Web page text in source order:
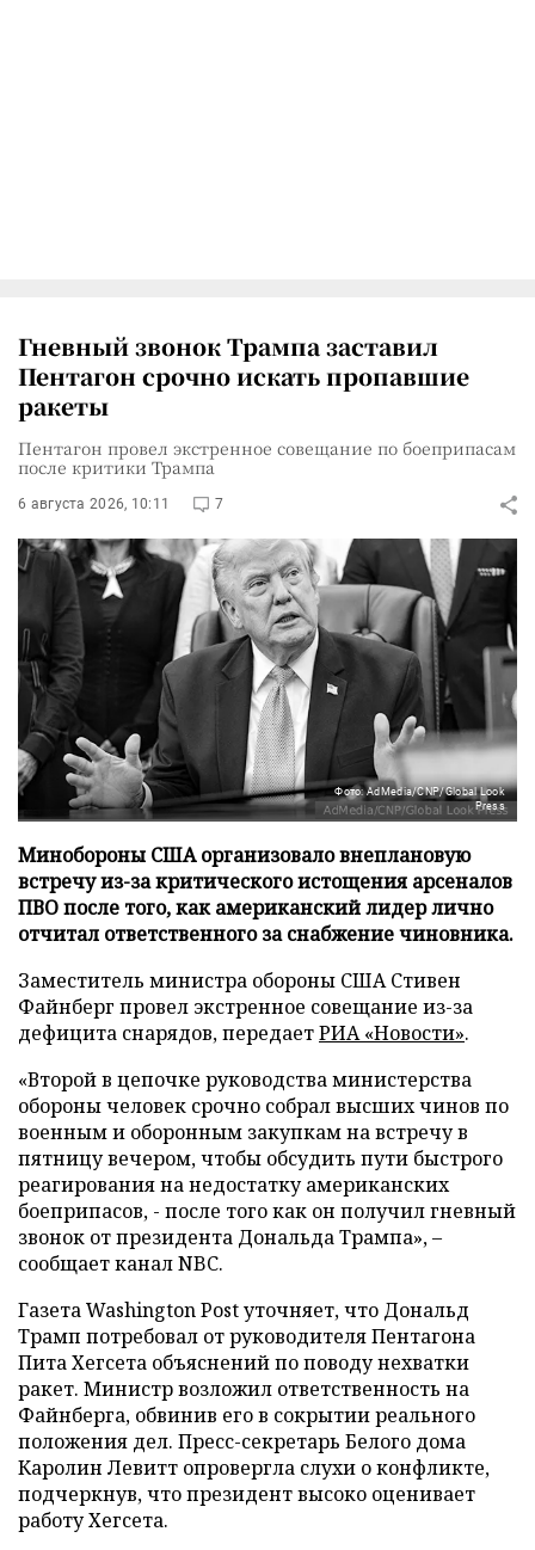
Гневный звонок Трампа заставил
Пентагон срочно искать пропавшие
ракеты
Пентагон провел экстренное совещание по боеприпасам
после критики Трампа
6 августа 2026, 10:11 7
Фото: AdMedia/CNP/Global Look
Press
Минобороны США организовало внеплановую
встречу из-за критического истощения арсеналов
ПВО после того, как американский лидер лично
отчитал ответственного за снабжение чиновника.
Заместитель министра обороны США Стивен
Файнберг провел экстренное совещание из-за
дефицита снарядов, передаетРИА «Новости».
«Второй в цепочке руководства министерства
обороны человек срочно собрал высших чинов по
военным и оборонным закупкам на встречу в
пятницу вечером, чтобы обсудить пути быстрого
реагирования на недостатку американских
боеприпасов, - после того как он получил гневный
звонок от президента Дональда Трампа», –
сообщает канал NBC.
Газета Washington Post уточняет, что Дональд
Трамп потребовал от руководителя Пентагона
Пита Хегсета объяснений по поводу нехватки
ракет. Министр возложил ответственность на
Файнберга, обвинив его в сокрытии реального
положения дел. Пресс-секретарь Белого дома
Каролин Левитт опровергла слухи о конфликте,
подчеркнув, что президент высоко оценивает
работу Хегсета.